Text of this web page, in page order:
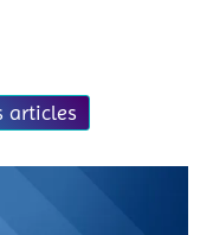
articles